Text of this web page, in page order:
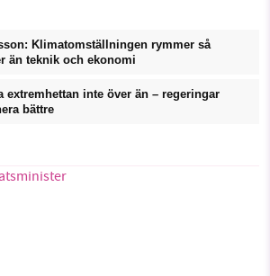
Klimatomställningen rymmer så
än teknik och ekonomi
extremhettan inte över än – regeringar
bättre